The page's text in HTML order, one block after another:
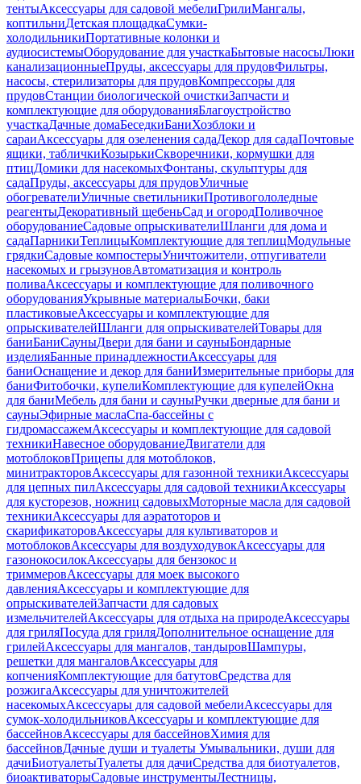
тентыАксессуары для садовой мебелиГрилиМангалы,
коптильниДетская площадкаСумки-
холодильникиПортативные колонки и
аудиосистемыОборудование для участкаБытовые насосыЛюки
канализационныеПруды, аксессуары для прудовФильтры,
насосы, стерилизаторы для прудовКомпрессоры для
прудовСтанции биологической очисткиЗапчасти и
комплектующие для оборудованияБлагоустройство
участкаДачные домаБеседкиБаниХозблоки и
сараиАксессуары для озеленения садаДекор для садаПочтовые
ящики, табличкиКозырькиСкворечники, кормушки для
птицДомики для насекомыхФонтаны, скульптуры для
садаПруды, аксессуары для прудовУличные
обогревателиУличные светильникиПротивогололедные
реагентыДекоративный щебеньСад и огородПоливочное
оборудованиеСадовые опрыскивателиШланги для дома и
садаПарникиТеплицыКомплектующие для теплицМодульные
грядкиСадовые компостерыУничтожители, отпугиватели
насекомых и грызуновАвтоматизация и контроль
поливаАксессуары и комплектующие для поливочного
оборудованияУкрывные материалыБочки, баки
пластиковыеАксессуары и комплектующие для
опрыскивателейШланги для опрыскивателейТовары для
баниБаниСауныДвери для бани и сауныБондарные
изделияБанные принадлежностиАксессуары для
баниОснащение и декор для баниИзмерительные приборы для
баниФитобочки, купелиКомплектующие для купелейОкна
для баниМебель для бани и сауныРучки дверные для бани и
сауныЭфирные маслаСпа-бассейны с
гидромассажемАксессуары и комплектующие для садовой
техникиНавесное оборудованиеДвигатели для
мотоблоковПрицепы для мотоблоков,
минитракторовАксессуары для газонной техникиАксессуары
для цепных пилАксессуары для садовой техникиАксессуары
для кусторезов, ножниц садовыхМоторные масла для садовой
техникиАксессуары для аэратоторов и
скарификаторовАксессуары для культиваторов и
мотоблоковАксессуары для воздуходувокАксессуары для
газонокосилокАксессуары для бензокос и
триммеровАксессуары для моек высокого
давленияАксессуары и комплектующие для
опрыскивателейЗапчасти для садовых
измельчителейАксессуары для отдыха на природеАксессуары
для гриляПосуда для гриляДополнительное оснащение для
грилейАксессуары для мангалов, тандыровШампуры,
решетки для мангаловАксессуары для
копченияКомплектующие для батутовСредства для
розжигаАксессуары для уничтожителей
насекомыхАксессуары для садовой мебелиАксессуары для
сумок-холодильниковАксессуары и комплектующие для
бассейновАксессуары для бассейновХимия для
бассейновДачные души и туалеты Умывальники, души для
дачиБиотуалетыТуалеты для дачиСредства для биотуалетов,
биоактиваторыСадовые инструментыЛестницы,